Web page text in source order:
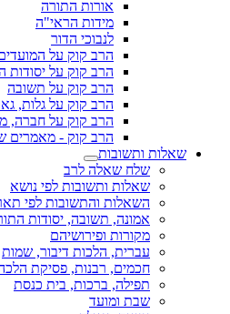
אורות התורה
מידות הראי"ה
לנבוכי הדור
הרב קוק על
הרב קוק על יסודות
הרב קוק על תשובה
הרב קוק על גלות,
הרב קוק על חברה,
הרב קוק - מאמרים
שאלות ותשובות
שלח שאלה לרב
שאלות ותשובות לפי נושא
השאלות והתשובות לפי
אמונה, תשובה, יסודות
מקורות ופירושיהם
עברית, הלכות דיבור, שמות
חכמים, רבנות, פסיקת
תפילה, ברכות, בית כנסת
שבת ומועד